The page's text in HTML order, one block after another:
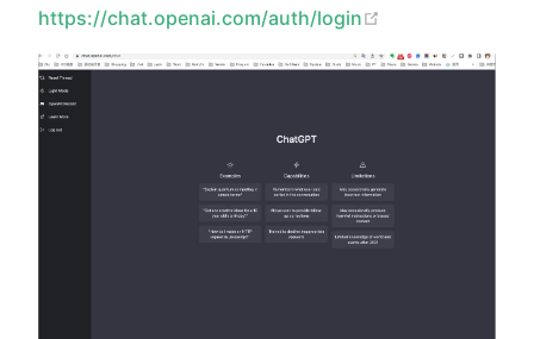
https://chat.openai.com/auth/login